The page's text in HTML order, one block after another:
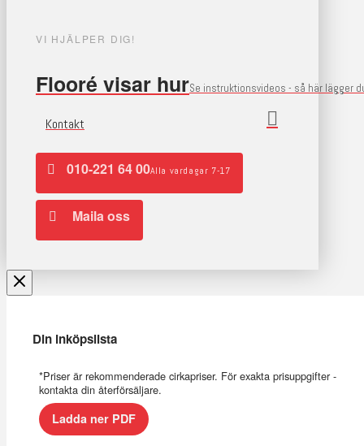
VI HJÄLPER DIG!
Flooré visar hurSe instruktionsvideos - så här lägger
Kontakt
010-221 64 00Alla vardagar 7-17
Maila oss
Din inköpslista
*Priser är rekommenderade cirkapriser. För exakta prisuppgifter -
kontakta din återförsäljare.
Ladda ner PDF